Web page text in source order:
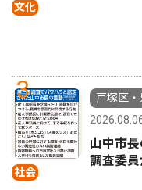
文化
3
社会
戸塚区
山中市
調査委